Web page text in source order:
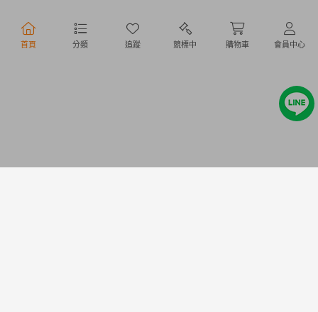
首頁 分類 追蹤 競標中 購物車 會員中心
行動購物